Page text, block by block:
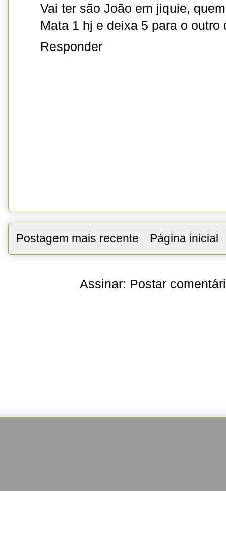
Vai ter são João em jiquie,
Mata 1 hj e deixa 5 para o outro
Responder
Postagem mais recente Página inicial
Assinar: Postar